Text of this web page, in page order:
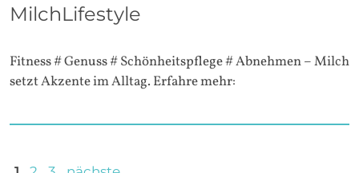
MilchLifestyle
Fitness # Genuss # Schönheitspflege # Abnehmen – Milch
setzt Akzente im Alltag. Erfahre mehr: